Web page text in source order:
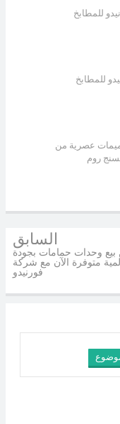
للمطابخ
للمطابخ
عصرية من
روم
السابق
بيع وحدات حمامات بجودة
متوفرة الآن مع شركة
فورنيدو